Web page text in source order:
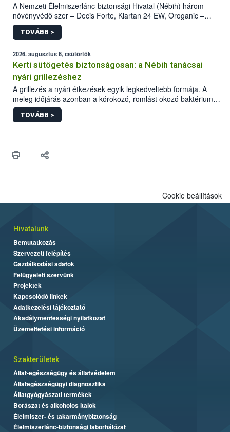
A Nemzeti Élelmiszerlánc-biztonsági Hivatal (Nébih) három
növényvédő szer – Decis Forte, Klartan 24 EW, Oroganic –
engedélyokiratát módosította, így azok a szüretet követően,
egészen a vesszőérettség (BBCH 91) stádiumáig
érésű szőlőkben is legyen lehetőség a károsító elleni további
védekezésre. Az Oroganic készítmény kis kiszerelésben kiskerti
felhasználók számára is elérhető és ökológiai termesztésben is
engedélyezett.
TOVÁBB >
2026. augusztus 6, csütörtök
Kerti sütögetés biztonságosan: a Nébih tanácsai
nyári grillezéshez
A grillezés a nyári étkezések egyik legkedveltebb formája. A
meleg időjárás azonban a kórokozó, romlást okozó baktériumok
gyorsabb szaporodásának is kedvez. A szabadtéri sütögetés
ezért nem csupán a megfelelő sütési technikáról szól: legalább
higiéniai szabályok betartása, a megfelelő hőkezelés, valamint a
biztonsági Hivatal (Nébih) Oktatási Programja összegyűjtötte a
TOVÁBB >
Cookie beállítások
Hivatalunk
Bemutatkozás
Szervezeti felépítés
Gazdálkodási adatok
Felügyeleti szervünk
Projektek
Kapcsolódó linkek
Adatkezelési tájékoztató
Akadálymentességi nyilatkozat
Üzemeltetési információ
Szakterületek
Állat-egészségügy és állatvédelem
Állategészségügyi diagnosztika
Állatgyógyászati termékek
Borászat és alkoholos italok
Élelmiszer- és takarmánybiztonság
Élelmiszerlánc-biztonsági laborhálózat